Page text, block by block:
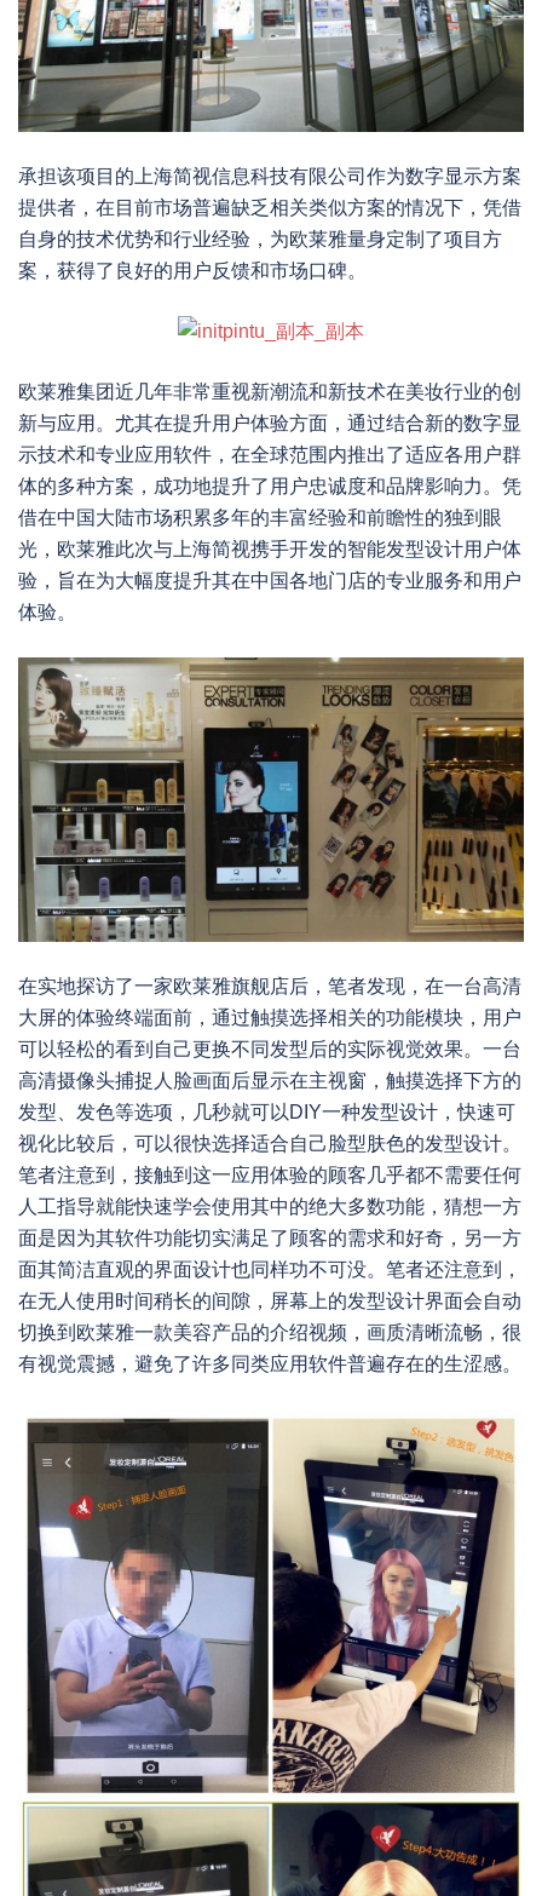
承担该项目的上海简视信息科技有限公司作为数字显示方案
提供者，在目前市场普遍缺乏相关类似方案的情况下，凭借
自身的技术优势和行业经验，为欧莱雅量身定制了项目方
案，获得了良好的用户反馈和市场口碑。
欧莱雅集团近几年非常重视新潮流和新技术在美妆行业的创
新与应用。尤其在提升用户体验方面，通过结合新的数字显
示技术和专业应用软件，在全球范围内推出了适应各用户群
体的多种方案，成功地提升了用户忠诚度和品牌影响力。凭
借在中国大陆市场积累多年的丰富经验和前瞻性的独到眼
光，欧莱雅此次与上海简视携手开发的智能发型设计用户体
验，旨在为大幅度提升其在中国各地门店的专业服务和用户
体验。
在实地探访了一家欧莱雅旗舰店后，笔者发现，在一台高清
大屏的体验终端面前，通过触摸选择相关的功能模块，用户
可以轻松的看到自己更换不同发型后的实际视觉效果。一台
高清摄像头捕捉人脸画面后显示在主视窗，触摸选择下方的
发型、发色等选项，几秒就可以DIY一种发型设计，快速可
视化比较后，可以很快选择适合自己脸型肤色的发型设计。
笔者注意到，接触到这一应用体验的顾客几乎都不需要任何
人工指导就能快速学会使用其中的绝大多数功能，猜想一方
面是因为其软件功能切实满足了顾客的需求和好奇，另一方
面其简洁直观的界面设计也同样功不可没。笔者还注意到，
在无人使用时间稍长的间隙，屏幕上的发型设计界面会自动
切换到欧莱雅一款美容产品的介绍视频，画质清晰流畅，很
有视觉震撼，避免了许多同类应用软件普遍存在的生涩感。